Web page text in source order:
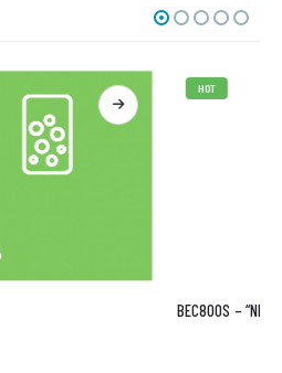
BEC800S – “NEW 2022”